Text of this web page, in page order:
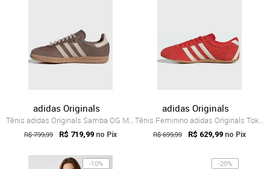
adidas Originals
Tênis adidas Originals Samba OG Marrom
R$ 799,99 R$ 719,99 no Pix
adidas Originals
Tênis Feminino adidas Originals Tokyo Vermelho
R$ 699,99 R$ 629,99 no Pix
-10% -20%